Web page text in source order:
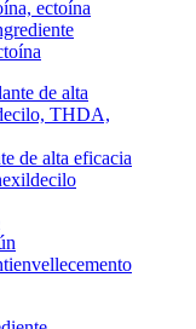
de alta eficacia